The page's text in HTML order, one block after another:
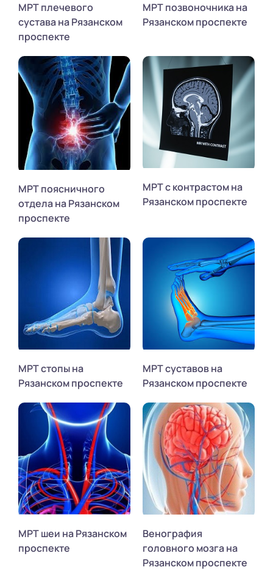
МРТ плечевого
сустава на Рязанском
проспекте
МРТ позвоночника на
Рязанском проспекте
МРТ поясничного
отдела на Рязанском
проспекте
МРТ с контрастом на
Рязанском проспекте
МРТ стопы на
Рязанском проспекте
МРТ суставов на
Рязанском проспекте
МРТ шеи на Рязанском
проспекте
Венография
головного мозга на
Рязанском проспекте